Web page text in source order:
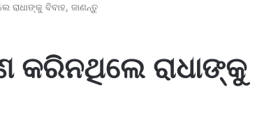
ବିବାହ, ଜାଣନ୍ତୁ
କରିନଥିଲେ ରାଧାଙ୍କୁ